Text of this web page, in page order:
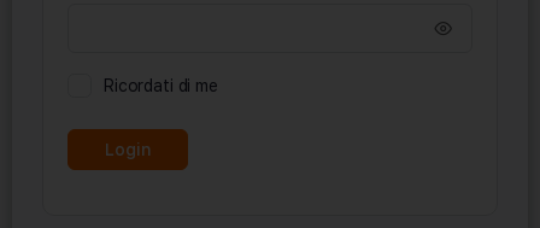
Ricordati di me